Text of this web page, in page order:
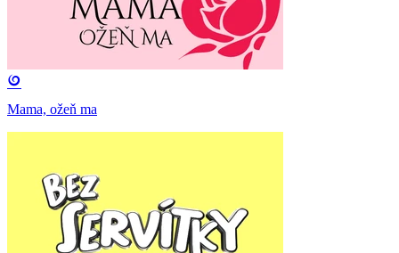
Mama, ožeň ma